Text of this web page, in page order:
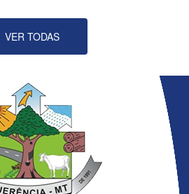
VER TODAS